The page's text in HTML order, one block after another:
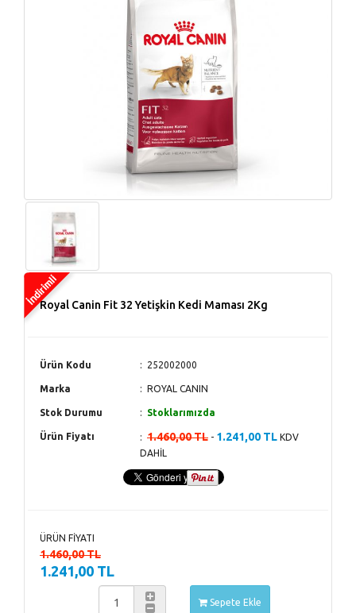
Royal Canin Fit 32 Yetişkin Kedi Maması 2Kg
Ürün Kodu 252002000
Marka ROYAL CANIN
Stok Durumu Stoklarımızda
Ürün Fiyatı 1.460,00 TL - 1.241,00 TL KDV
DAHİL
ÜRÜN FİYATI
1.460,00 TL
1.241,00 TL
Sepete Ekle